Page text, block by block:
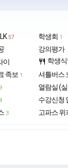
57
이
·족보 1
9
3
학생회 1
강의평가
restaurant 학생
셔틀버스
열람실 (
수강신청
고파스 위